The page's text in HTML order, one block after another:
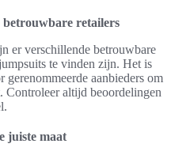
betrouwbare retailers
er verschillende betrouwbare
te vinden zijn. Het is
aanbieders om
Controleer altijd beoordelingen
juiste maat